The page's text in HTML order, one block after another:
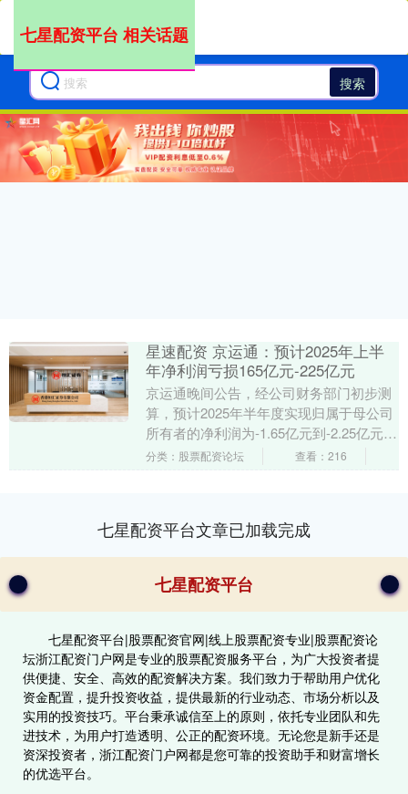
搜索
七星配资平台 相关话题
星速配资 京运通：预计2025年上半
年净利润亏损165亿元-225亿元
京运通晚间公告，经公司财务部门初步测
算，预计2025年半年度实现归属于母公司
所有者的净利润为-1.65亿元到-2.25亿元，
预计归属于母公司所有者的扣除非经常
分类：股票配资论坛 查看：216
七星配资平台文章已加载完成
七星配资平台
七星配资平台|股票配资官网|线上股票配资专业|股票配资论
坛浙江配资门户网是专业的股票配资服务平台，为广大投资者提
供便捷、安全、高效的配资解决方案。我们致力于帮助用户优化
资金配置，提升投资收益，提供最新的行业动态、市场分析以及
实用的投资技巧。平台秉承诚信至上的原则，依托专业团队和先
进技术，为用户打造透明、公正的配资环境。无论您是新手还是
资深投资者，浙江配资门户网都是您可靠的投资助手和财富增长
的优选平台。